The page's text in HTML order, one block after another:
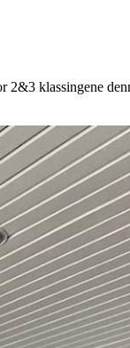
klassingene